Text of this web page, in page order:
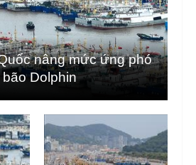
nâng mức ứng phó
Dolphin